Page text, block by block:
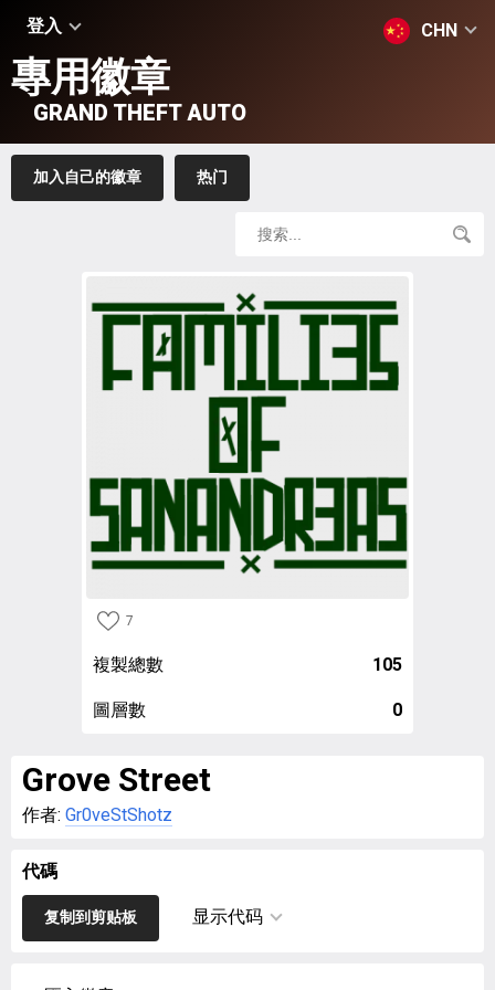
登入 CHN
專用徽章
GRAND THEFT AUTO
加入自己的徽章 热门
7
複製總數 105
圖層數 0
Grove Street
作者: Gr0veStShotz
代碼
复制到剪贴板 显示代码